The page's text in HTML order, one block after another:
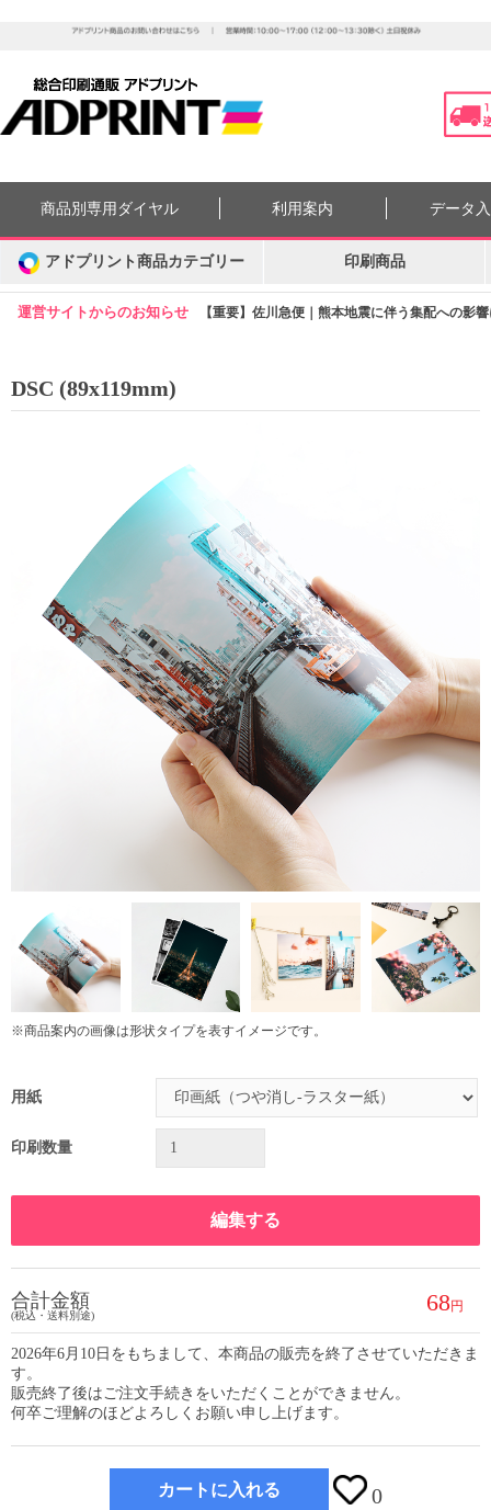
運営サイトからのお知らせ 【重要】佐川急便｜熊本地震に伴う集配への影
商品別専用ダイヤル 利用案内 データ
アドプリント商品カテゴリー 印刷商品
DSC (89x119mm)
※商品案内の画像は形状タイプを表すイメージです。
用紙
印刷数量
編集する
合計金額
(税込・送料別途) 68
2026年6月10日をもちまして、本商品の販売を終了させていただきま
す。
販売終了後はご注文手続きをいただくことができません。
何卒ご理解のほどよろしくお願い申し上げます。
カートに入れる 0